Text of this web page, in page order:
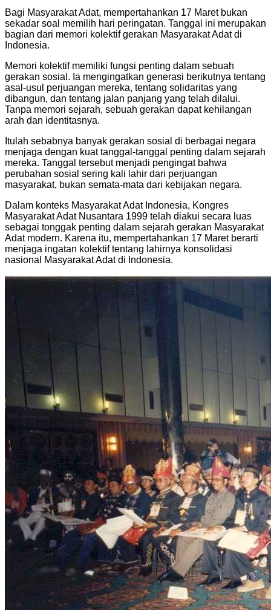
Bagi Masyarakat Adat, mempertahankan 17 Maret bukan
sekadar soal memilih hari peringatan. Tanggal ini merupakan
bagian dari memori kolektif gerakan Masyarakat Adat di
Indonesia.
Memori kolektif memiliki fungsi penting dalam sebuah
gerakan sosial. Ia mengingatkan generasi berikutnya tentang
asal-usul perjuangan mereka, tentang solidaritas yang
dibangun, dan tentang jalan panjang yang telah dilalui.
Tanpa memori sejarah, sebuah gerakan dapat kehilangan
arah dan identitasnya.
Itulah sebabnya banyak gerakan sosial di berbagai negara
menjaga dengan kuat tanggal-tanggal penting dalam sejarah
mereka. Tanggal tersebut menjadi pengingat bahwa
perubahan sosial sering kali lahir dari perjuangan
masyarakat, bukan semata-mata dari kebijakan negara.
Dalam konteks Masyarakat Adat Indonesia, Kongres
Masyarakat Adat Nusantara 1999 telah diakui secara luas
sebagai tonggak penting dalam sejarah gerakan Masyarakat
Adat modern. Karena itu, mempertahankan 17 Maret berarti
menjaga ingatan kolektif tentang lahirnya konsolidasi
nasional Masyarakat Adat di Indonesia.